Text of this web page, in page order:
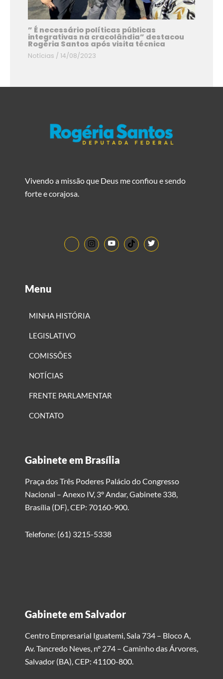
” É necessário políticas públicas
integrativas na cracolândia” destacou
Rogéria Santos após visita técnica
Notícias /14/08/2023
Vivendo a missão que Deus me confiou e sendo
forte e corajosa.
Menu
MINHA HISTÓRIA
LEGISLATIVO
COMISSÕES
NOTÍCIAS
FRENTE PARLAMENTAR
CONTATO
Gabinete em Brasília
Praça dos Três Poderes Palácio do Congresso
Nacional – Anexo IV, 3º Andar, Gabinete 338,
Brasília (DF), CEP: 70160-900.
Telefone: (61) 3215-5338
Gabinete em Salvador
Centro Empresarial Iguatemi, Sala 734 – Bloco A,
Av. Tancredo Neves, n° 274 – Caminho das Árvores,
Salvador (BA), CEP: 41100-800.